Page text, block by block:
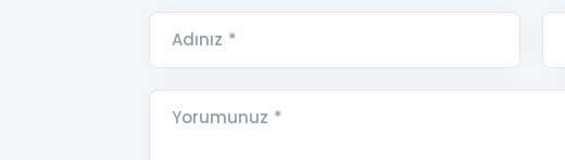
Adınız *
Yorumunuz *